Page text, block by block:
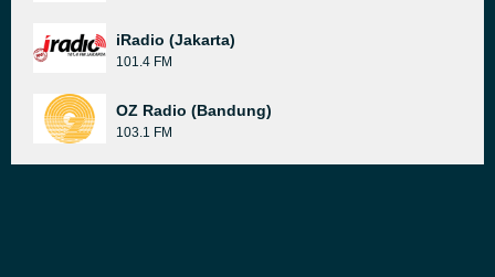
iRadio (Jakarta)
101.4 FM
OZ Radio (Bandung)
103.1 FM